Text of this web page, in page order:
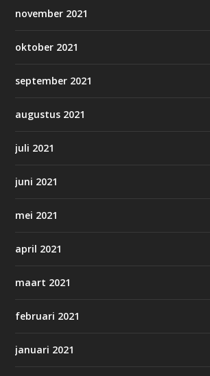
november 2021
oktober 2021
september 2021
augustus 2021
juli 2021
juni 2021
mei 2021
april 2021
maart 2021
februari 2021
januari 2021